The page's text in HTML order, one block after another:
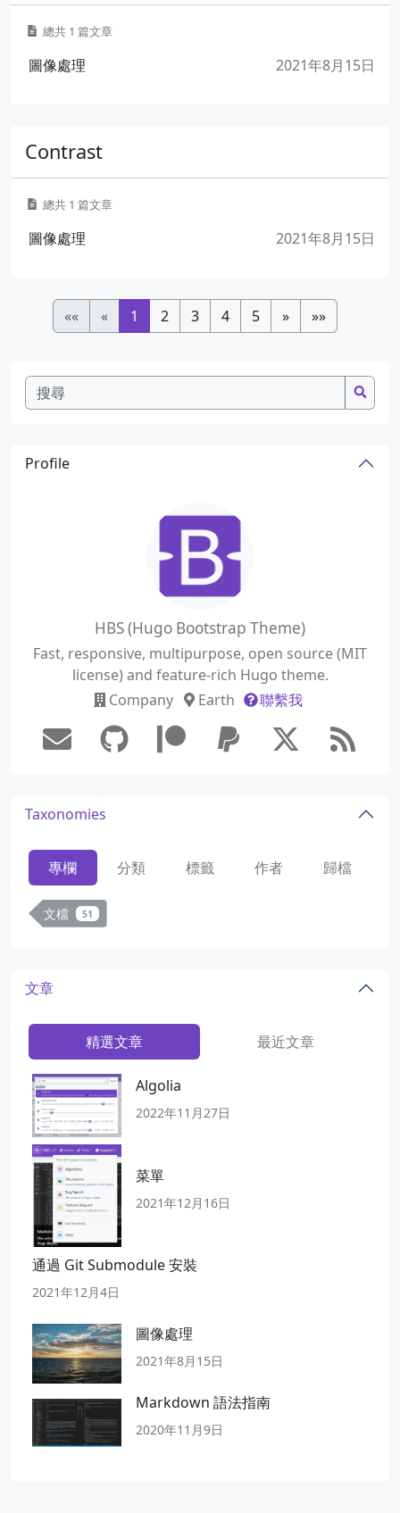
總共 1 篇文章
圖像處理 2021年8月15日
Contrast
總共 1 篇文章
圖像處理 2021年8月15日
«« « 1 2 3 4 5 » »»
Profile
HBS (Hugo Bootstrap Theme)
Fast, responsive, multipurpose, open source (MIT
license) and feature-rich Hugo theme.
Company
Earth 聯繫我
Taxonomies
專欄 分類 標籤 作者 歸檔
文檔 51
文章
精選文章 最近文章
Algolia
2022年11月27日
菜單
2021年12月16日
通過 Git Submodule 安裝
2021年12月4日
圖像處理
2021年8月15日
Markdown 語法指南
2020年11月9日